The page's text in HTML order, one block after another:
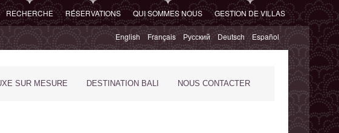
RECHERCHE RÉSERVATIONS QUI SOMMES NOUS GESTION DE VILLAS
English Français Русский Deutsch Español
SUR MESURE DESTINATION BALI NOUS CONTACTER